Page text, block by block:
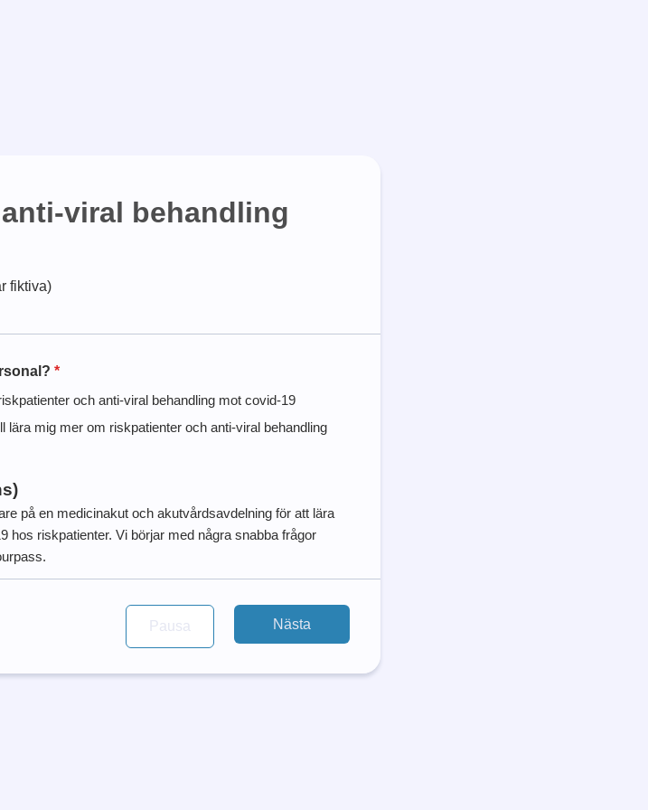
viral behandling
fiktiva)
*
och anti-viral behandling mot covid-19
lära mig mer om riskpatienter och anti-viral behandling
på en medicinakut och akutvårdsavdelning för att lära
hos riskpatienter. Vi börjar med några snabba frågor
Nästa
Pausa